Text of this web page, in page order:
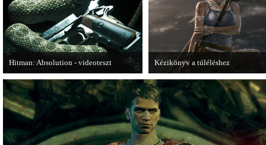
Hitman: Absolution - videoteszt
A PC Gurutól Bate és Chris mutatják be
a legújabb Hitmant.
Kézikönyv a túléléshez
A Tomb Raider sem ússza meg a
manapság már kötelező